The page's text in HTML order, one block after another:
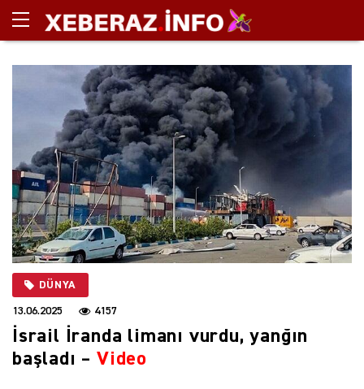
DÜNYA
13.06.2025 4157
İsrail İranda limanı vurdu, yanğın
başladı –Video